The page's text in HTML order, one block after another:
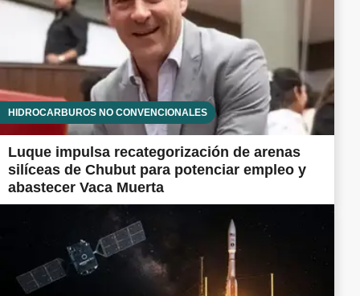
HIDROCARBUROS NO CONVENCIONALES
Luque impulsa recategorización de arenas
silíceas de Chubut para potenciar empleo y
abastecer Vaca Muerta